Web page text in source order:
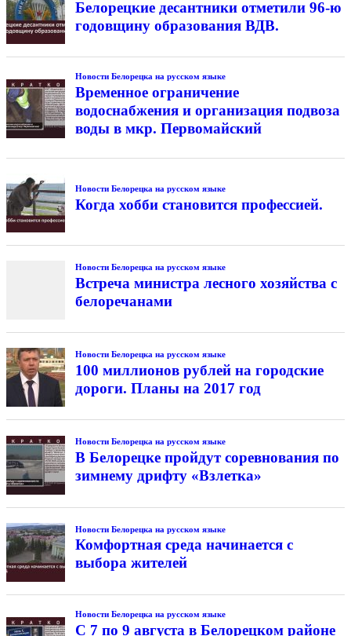
Белорецкие десантники отметили 96-ю
годовщину образования ВДВ.
Новости Белорецка на русском языке
Временное ограничение
водоснабжения и организация подвоза
воды в мкр. Первомайский
Новости Белорецка на русском языке
Когда хобби становится профессией.
Новости Белорецка на русском языке
Встреча министра лесного хозяйства с
белоречанами
Новости Белорецка на русском языке
100 миллионов рублей на городские
дороги. Планы на 2017 год
Новости Белорецка на русском языке
В Белорецке пройдут соревнования по
зимнему дрифту «Взлетка»
Новости Белорецка на русском языке
Комфортная среда начинается с
выбора жителей
Новости Белорецка на русском языке
С 7 по 9 августа в Белорецком районе